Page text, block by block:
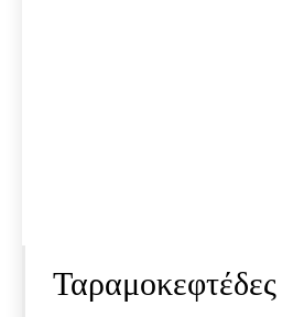
Ταραμοκεφτέδες